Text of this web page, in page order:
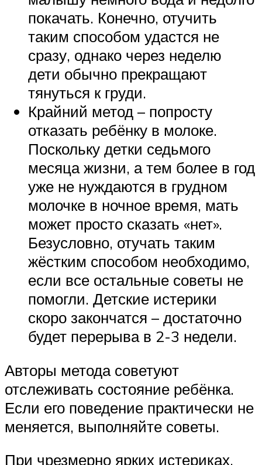
покачать. Конечно, отучить
таким способом удастся не
сразу, однако через неделю
дети обычно прекращают
тянуться к груди.
Крайний метод – попросту
отказать ребёнку в молоке.
Поскольку детки седьмого
месяца жизни, а тем более в год
уже не нуждаются в грудном
молочке в ночное время, мать
может просто сказать «нет».
Безусловно, отучать таким
жёстким способом необходимо,
если все остальные советы не
помогли. Детские истерики
скоро закончатся – достаточно
будет перерыва в 2-3 недели.
Авторы метода советуют
отслеживать состояние ребёнка.
Если его поведение практически не
меняется, выполняйте советы.
При чрезмерно ярких истериках,